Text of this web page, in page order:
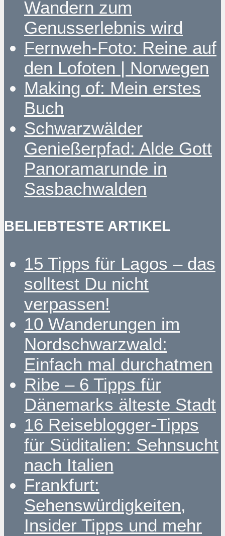
Wandern zum
Genusserlebnis wird
Fernweh-Foto: Reine auf
den Lofoten | Norwegen
Making of: Mein erstes
Buch
Schwarzwälder
Genießerpfad: Alde Gott
Panoramarunde in
Sasbachwalden
BELIEBTESTE ARTIKEL
15 Tipps für Lagos – das
solltest Du nicht
verpassen!
10 Wanderungen im
Nordschwarzwald:
Einfach mal durchatmen
Ribe – 6 Tipps für
Dänemarks älteste Stadt
16 Reiseblogger-Tipps
für Süditalien: Sehnsucht
nach Italien
Frankfurt:
Sehenswürdigkeiten,
Insider Tipps und mehr